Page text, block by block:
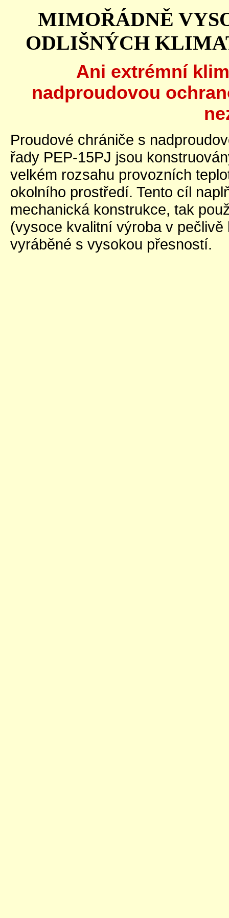
MIMOŘÁDNĚ
ODLIŠNÝCH
Ani extrémní
nadproudovou
Proudové chrániče s
řady PEP-15PJ jsou
velkém rozsahu provozních
okolního prostředí. Tento cíl
mechanická konstrukce, tak
(vysoce kvalitní výroba v
vyráběné s vysokou přesností.